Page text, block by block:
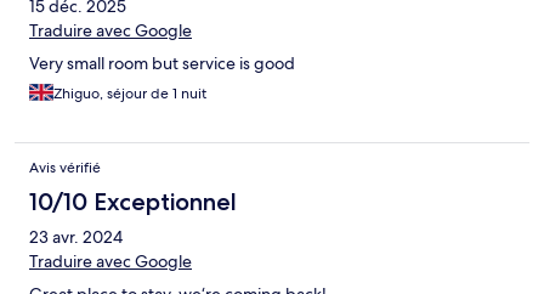
15 déc. 2025
Traduire avec Google
Very small room but service is good
Zhiguo, séjour de 1 nuit
Avis vérifié
10/10 Exceptionnel
23 avr. 2024
Traduire avec Google